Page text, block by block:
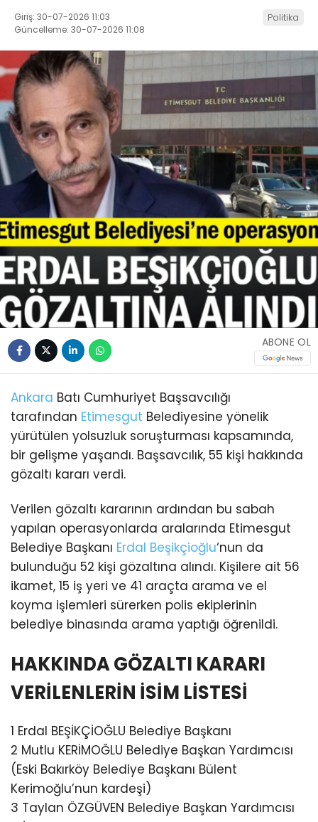
Giriş: 30-07-2026 11:03
Güncelleme: 30-07-2026 11:08
Politika
ABONE OL
Ankara Batı Cumhuriyet Başsavcılığı
tarafından Etimesgut Belediyesine yönelik
yürütülen yolsuzluk soruşturması kapsamında,
bir gelişme yaşandı. Başsavcılık, 55 kişi hakkında
gözaltı kararı verdi.
Verilen gözaltı kararının ardından bu sabah
yapılan operasyonlarda aralarında Etimesgut
Belediye Başkanı Erdal Beşikçioğlu‘nun da
bulunduğu 52 kişi gözaltına alındı. Kişilere ait 56
ikamet, 15 iş yeri ve 41 araçta arama ve el
koyma işlemleri sürerken polis ekiplerinin
belediye binasında arama yaptığı öğrenildi.
HAKKINDA GÖZALTI KARARI
VERİLENLERİN İSİM LİSTESİ
1 Erdal BEŞİKÇİOĞLU Belediye Başkanı
2 Mutlu KERİMOĞLU Belediye Başkan Yardımcısı
(Eski Bakırköy Belediye Başkanı Bülent
Kerimoğlu’nun kardeşi)
3 Taylan ÖZGÜVEN Belediye Başkan Yardımcısı